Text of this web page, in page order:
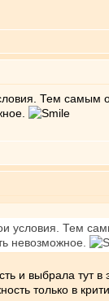
Тем
условия. Тем
невозможное.
и выбрала тут
только в